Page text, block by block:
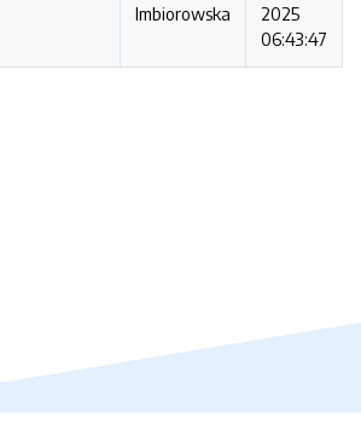
Imbiorowska
2025
06:43:47